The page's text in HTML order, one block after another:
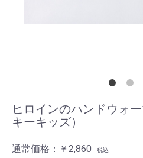
ヒロインのハンドウォ
キーキッズ）
通常価格： ￥2,860 税込